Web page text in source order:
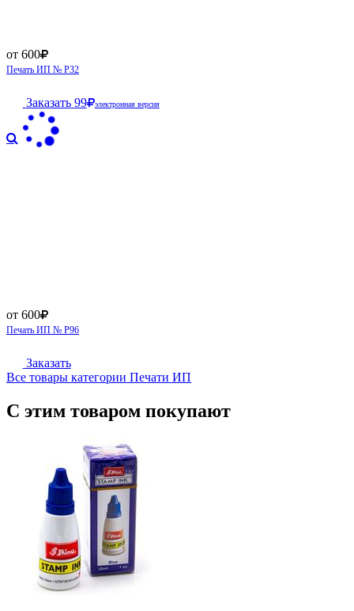
от 600
Печать ИП № Р32
Заказать 99 электронная версия
от 600
Печать ИП № Р96
Заказать
Все товары категории Печати ИП
С этим товаром покупают